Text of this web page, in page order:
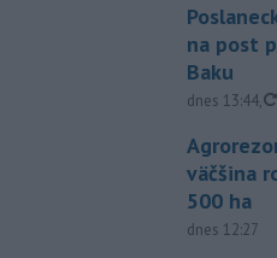
na post
Baku
dnes 13:44,
väčšina
500 ha
dnes 12:27